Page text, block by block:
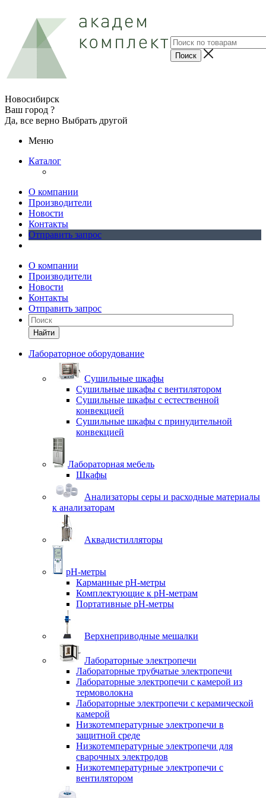
Новосибирск
Ваш город ?
Да, все верно Выбрать другой
Меню
Каталог
О компании
Производители
Новости
Контакты
Отправить запрос
О компании
Производители
Новости
Контакты
Отправить запрос
Найти
Лабораторное оборудование
Cушильные шкафы
Сушильные шкафы с вентилятором
Сушильные шкафы с естественной
конвекцией
Сушильные шкафы с принудительной
конвекцией
Лабораторная мебель
Шкафы
Анализаторы серы и расходные материалы
к анализаторам
Аквадистилляторы
pH-метры
Карманные pH-метры
Комплектующие к pH-метрам
Портативные pH-метры
Верхнеприводные мешалки
Лабораторные электропечи
Лабораторные трубчатые электропечи
Лабораторные электропечи с камерой из
термоволокна
Лабораторные электропечи с керамической
камерой
Низкотемпературные электропечи в
защитной среде
Низкотемпературные электропечи для
cварочных электродов
Низкотемпературные электропечи с
вентилятором